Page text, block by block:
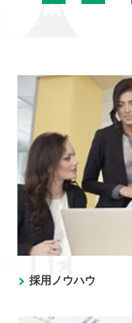
採用ノウハウ